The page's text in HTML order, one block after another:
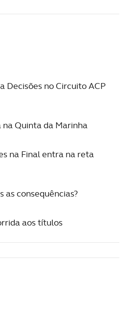
Decisões no Circuito ACP
Quinta da Marinha
na Final entra na reta
as consequências?
aos títulos